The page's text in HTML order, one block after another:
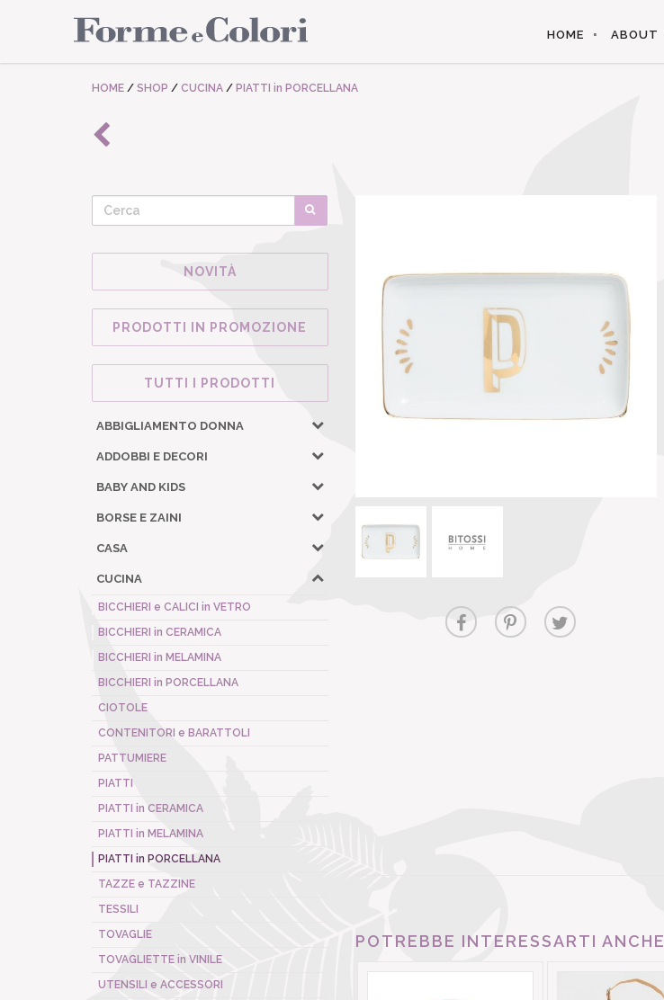
HOME ABOUT
HOME / SHOP / CUCINA / PIATTI in PORCELLANA
NOVITÀ
PRODOTTI IN PROMOZIONE
TUTTI I PRODOTTI
ABBIGLIAMENTO DONNA
ADDOBBI E DECORI
BABY AND KIDS
BORSE E ZAINI
CASA
CUCINA
BICCHIERI e CALICI in VETRO
BICCHIERI in CERAMICA
BICCHIERI in MELAMINA
BICCHIERI in PORCELLANA
CIOTOLE
CONTENITORI e BARATTOLI
PATTUMIERE
PIATTI
PIATTI in CERAMICA
PIATTI in MELAMINA
PIATTI in PORCELLANA
TAZZE e TAZZINE
TESSILI
TOVAGLIE
TOVAGLIETTE in VINILE
UTENSILI e ACCESSORI
POTREBBE INTERESSARTI ANCHE